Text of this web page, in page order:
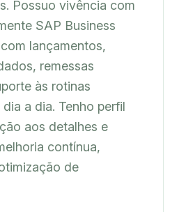
Possuo vivência com
SAP Business
lançamentos,
remessas
às rotinas
a dia. Tenho perfil
aos detalhes e
contínua,
de